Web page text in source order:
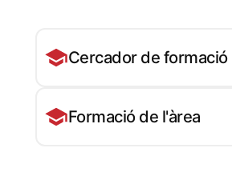
Cercador de formació
Formació de l'àrea